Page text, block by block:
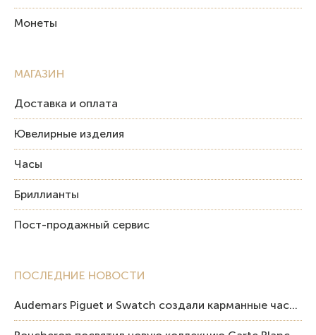
Монеты
ПОСЛЕДНИЕ НОВОСТИ
Audemars Piguet и Swatch создали карманные часы в эстетике Royal Oak и Pop Art
МАГАЗИН
Доставка и оплата
Ювелирные изделия
Часы
Бриллианты
Пост-продажный сервис